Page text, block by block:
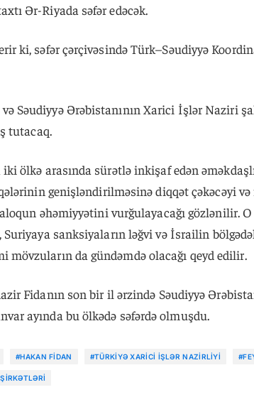
Ər-Riyada səfər edəcək.
ki, səfər çərçivəsində Türk–Səudiyyə
Səudiyyə Ərəbistanının Xarici İşlər Naziri
tutacaq.
iki ölkə arasında sürətlə inkişaf edən
genişləndirilməsinə diqqət çəkəcəyi
əhəmiyyətini vurğulayacağı gözlənilir.
sanksiyaların ləğvi və İsrailin
mövzuların da gündəmdə olacağı qeyd edilir.
Fidanın son bir il ərzində Səudiyyə
ayında bu ölkədə səfərdə olmuşdu.
#HAKAN FIDAN #TÜRKIYƏ XARICI İŞLƏR NAZIRLIYI